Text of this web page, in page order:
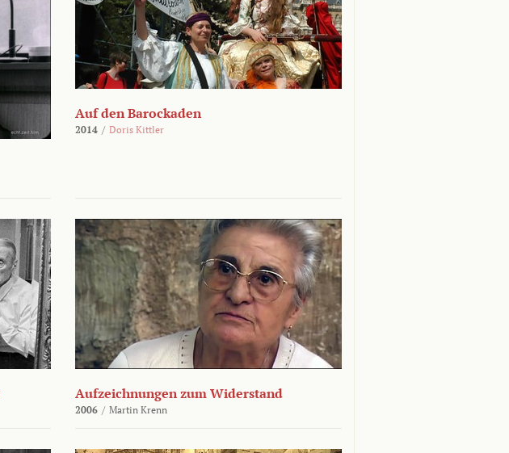
Auf den Barockaden
2014 / Doris Kittler
Aufzeichnungen zum Widerstand
2006 / Martin Krenn